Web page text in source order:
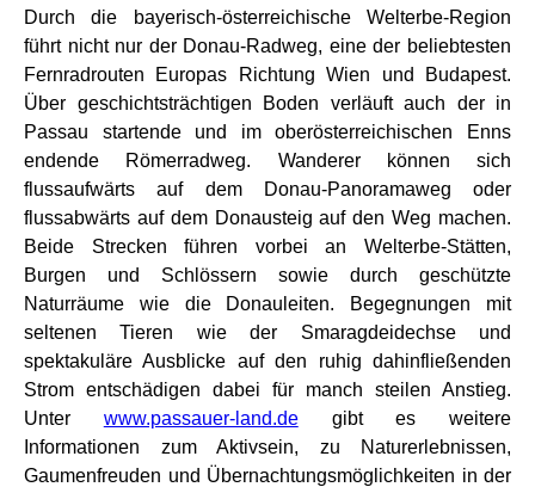
Durch die bayerisch-österreichische Welterbe-Region
führt nicht nur der Donau-Radweg, eine der beliebtesten
Fernradrouten Europas Richtung Wien und Budapest.
Über geschichtsträchtigen Boden verläuft auch der in
Passau startende und im oberösterreichischen Enns
endende Römerradweg. Wanderer können sich
flussaufwärts auf dem Donau-Panoramaweg oder
flussabwärts auf dem Donausteig auf den Weg machen.
Beide Strecken führen vorbei an Welterbe-Stätten,
Burgen und Schlössern sowie durch geschützte
Naturräume wie die Donauleiten. Begegnungen mit
seltenen Tieren wie der Smaragdeidechse und
spektakuläre Ausblicke auf den ruhig dahinfließenden
Strom entschädigen dabei für manch steilen Anstieg.
Unter www.passauer-land.degibt es weitere
Informationen zum Aktivsein, zu Naturerlebnissen,
Gaumenfreuden und Übernachtungsmöglichkeiten in der